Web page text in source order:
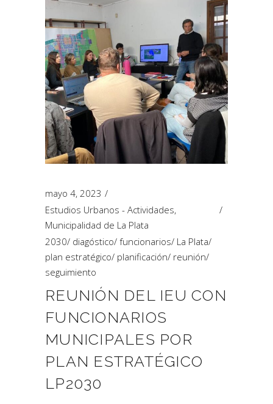
mayo 4, 2023
Estudios Urbanos - Actividades,
Municipalidad de La Plata
2030/ diagóstico/ funcionarios/ La Plata/
plan estratégico/ planificación/ reunión/
seguimiento
REUNIÓN DEL IEU CON
FUNCIONARIOS
MUNICIPALES POR
PLAN ESTRATÉGICO
LP2030